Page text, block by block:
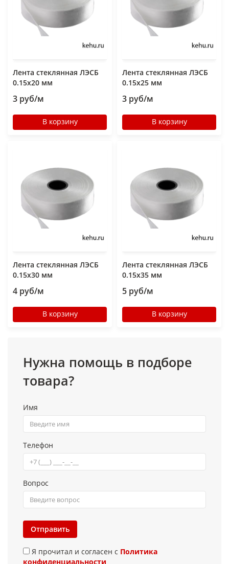
Лента стеклянная ЛЭСБ
0.15х20 мм
3 руб/м
В корзину
Лента стеклянная ЛЭСБ
0.15х25 мм
3 руб/м
В корзину
Лента стеклянная ЛЭСБ
0.15х30 мм
4 руб/м
В корзину
Лента стеклянная ЛЭСБ
0.15x35 мм
5 руб/м
В корзину
Нужна помощь в подборе
товара?
Имя
Телефон
Вопрос
Отправить
Я прочитал и согласен с Политика
конфиденциальности